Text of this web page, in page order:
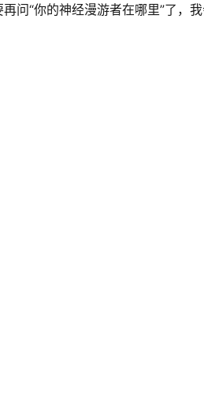
问“你的神经漫游者在哪里”了，我